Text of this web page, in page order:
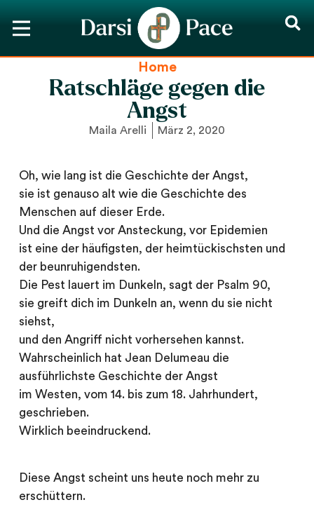
Home
Ratschläge gegen die
Angst
Maila Arelli März 2, 2020
Oh, wie lang ist die Geschichte der Angst,
sie ist genauso alt wie die Geschichte des
Menschen auf dieser Erde.
Und die Angst vor Ansteckung, vor Epidemien
ist eine der häufigsten, der heimtückischsten und
der beunruhigendsten.
Die Pest lauert im Dunkeln, sagt der Psalm 90,
sie greift dich im Dunkeln an, wenn du sie nicht
siehst,
und den Angriff nicht vorhersehen kannst.
Wahrscheinlich hat Jean Delumeau die
ausführlichste Geschichte der Angst
im Westen, vom 14. bis zum 18. Jahrhundert,
geschrieben.
Wirklich beeindruckend.
Diese Angst scheint uns heute noch mehr zu
erschüttern.